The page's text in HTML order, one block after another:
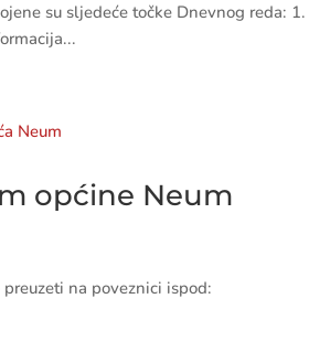
su sljedeće točke Dnevnog reda:
općine Neum
na poveznici ispod: